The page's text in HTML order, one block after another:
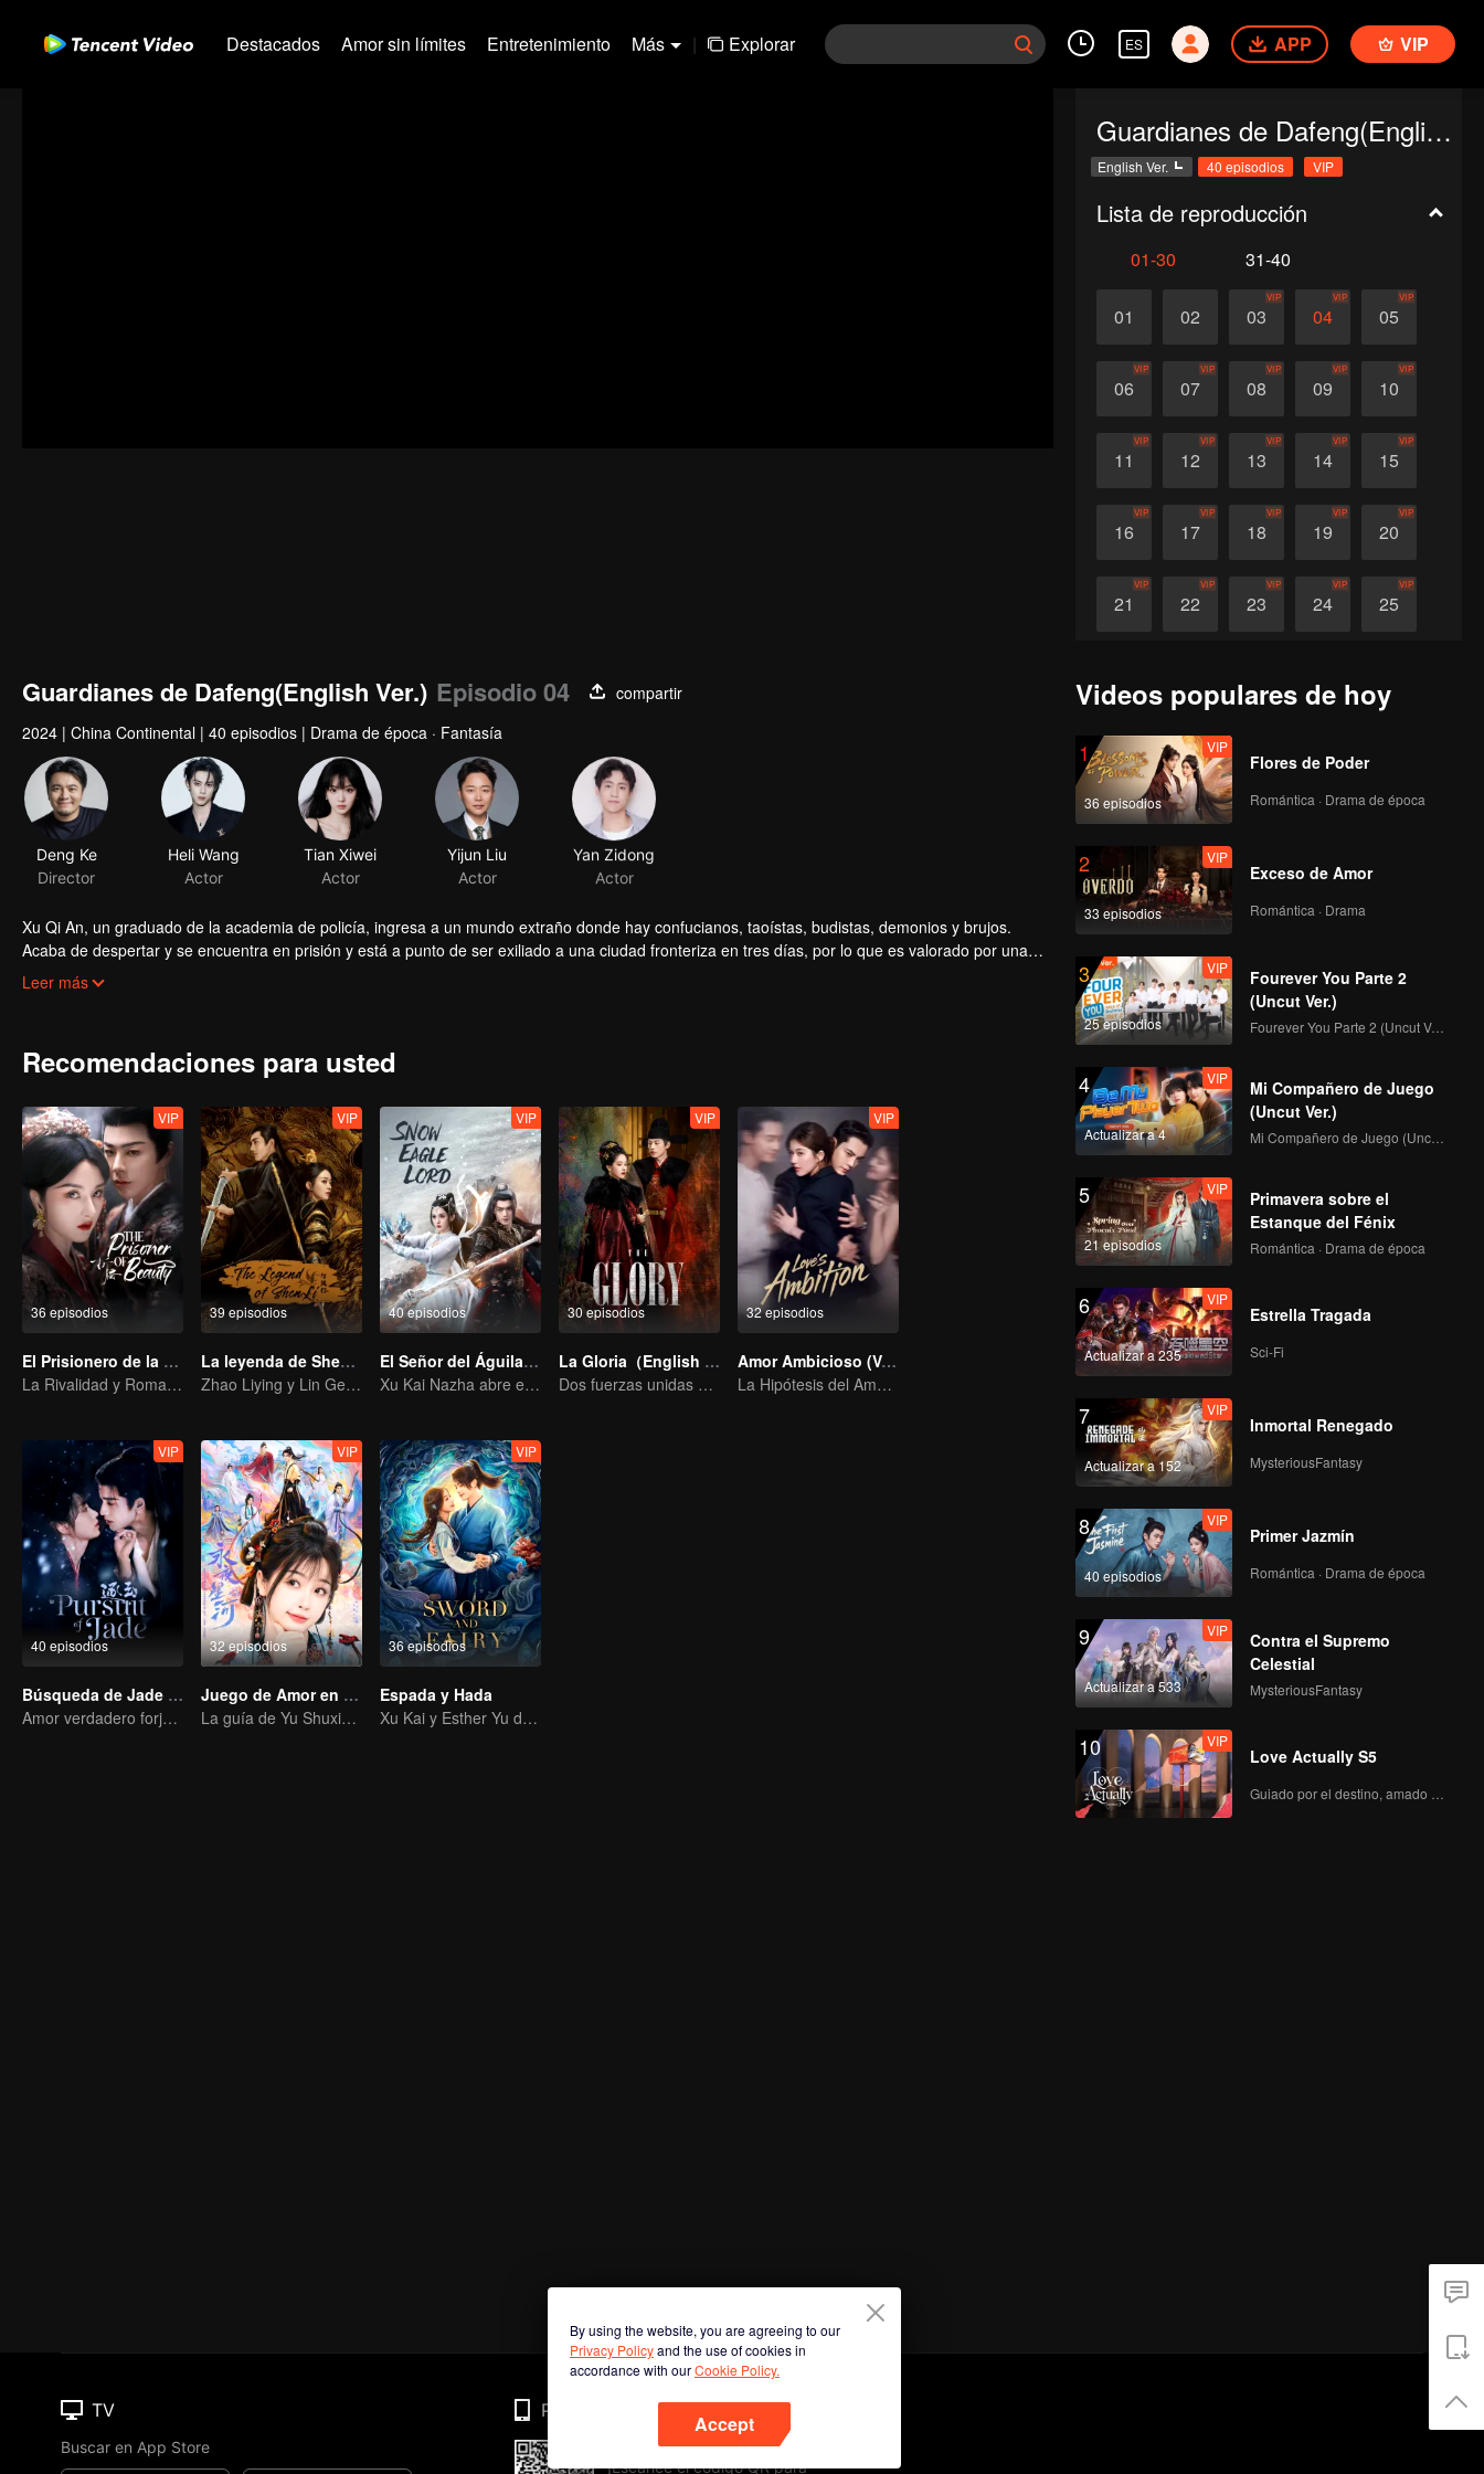
Destacados Amor sin límites Entretenimiento Más | Explorar ES APP VIP
Guardianes de Dafeng(English Ver.)
English Ver. 40 episodios VIP
Lista de reproducción
01-30 31-40
01 02 03
VIP
04
VIP
05
VIP
06
VIP
07
VIP
08
VIP
09
VIP
10
VIP
11
VIP
12
VIP
13
VIP
14
VIP
15
VIP
16
VIP
17
VIP
18
VIP
19
VIP
20
VIP
21
VIP
22
VIP
23
VIP
24
VIP
25
VIP
Guardianes de Dafeng(English Ver.) Episodio 04
compartir
2024 | China Continental | 40 episodios | Drama de época · Fantasía
Deng Ke
Director
Heli Wang
Actor
Tian Xiwei
Actor
Yijun Liu
Actor
Yan Zidong
Actor
Xu Qi An, un graduado de la academia de policía, ingresa a un mundo extraño donde hay confucianos, taoístas, budistas, demonios y brujos.
Acaba de despertar y se encuentra en prisión y está a punto de ser exiliado a una ciudad fronteriza en tres días, por lo que es valorado por una
organización de guardianes para cambiar su destino y así convertirse en un Guardián.
Leer más
Recomendaciones para usted
36 episodios
VIP
El Prisionero de la Belleza (English Ver.)
La Rivalidad y Romance de Song Zu'er y Liu Yuning
39 episodios
VIP
La leyenda de ShenLi
Zhao Liying y Lin Gengxin Cooperan Nuevamente
40 episodios
VIP
El Señor del Águila de Nieve
Xu Kai Nazha abre el extraordinario mundo de la pasión.
30 episodios
VIP
La Gloria（English Version）
Dos fuerzas unidas para romper el dilema
32 episodios
VIP
Amor Ambicioso (Versión en Inglés)
La Hipótesis del Amor Verdadero de Zhao Lusi y Chen Weiting
40 episodios
VIP
Búsqueda de Jade (Versión en Inglés)
Amor verdadero forjado en las llamas de la guerra
32 episodios
VIP
Juego de Amor en la Fantasía Oriental(English Ver.)
La guía de Yu Shuxin para conquistar a Ding Yuxi
36 episodios
VIP
Espada y Hada
Xu Kai y Esther Yu descubren juntos la conspiración
Videos populares de hoy
1
36 episodios
VIP
Flores de Poder
Romántica · Drama de época
2
33 episodios
VIP
Exceso de Amor
Romántica · Drama
3
25 episodios
VIP
Fourever You Parte 2
(Uncut Ver.)
Fourever You Parte 2 (Uncut Ver.)
4
Actualizar a 4
VIP
Mi Compañero de Juego
(Uncut Ver.)
Mi Compañero de Juego (Uncut Ver.)
5
21 episodios
VIP
Primavera sobre el
Estanque del Fénix
Romántica · Drama de época
6
Actualizar a 235
VIP
Estrella Tragada
Sci-Fi
7
Actualizar a 152
VIP
Inmortal Renegado
MysteriousFantasy
8
40 episodios
VIP
Primer Jazmín
Romántica · Drama de época
9
Actualizar a 533
VIP
Contra el Supremo
Celestial
MysteriousFantasy
10 VIP
Love Actually S5
By using the website, you are agreeing to our
Privacy Policyand the use of cookies in
accordance with ourCookie Policy.
Accept
TV
Buscar en App Store
Phone
¡Escanee el código QR para